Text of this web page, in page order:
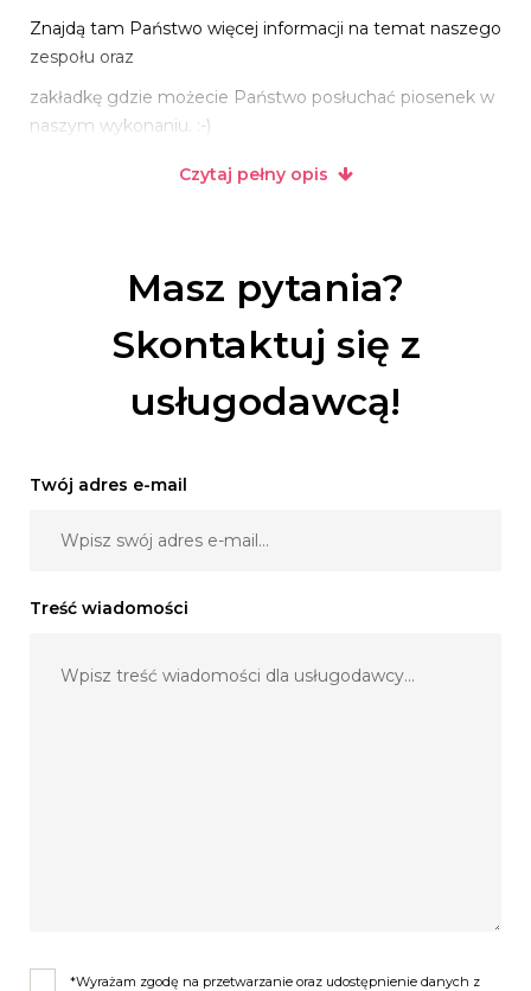
Znajdą tam Państwo więcej informacji na temat naszego
zespołu oraz
zakładkę gdzie możecie Państwo posłuchać piosenek w
naszym wykonaniu. :-)
Jeśli nasz zespół przypadnie Państwu do gustu
Czytaj pełny opis
Masz pytania?
Skontaktuj się z
usługodawcą!
Twój adres e-mail
Treść wiadomości
*Wyrażam zgodę na przetwarzanie oraz udostępnienie danych z